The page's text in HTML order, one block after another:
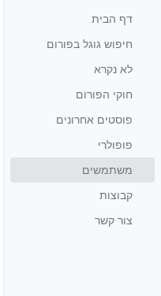
דף הבית
חיפוש גוגל בפורום
לא נקרא
חוקי הפורום
פוסטים אחרונים
פופולרי
משתמשים
קבוצות
צור קשר